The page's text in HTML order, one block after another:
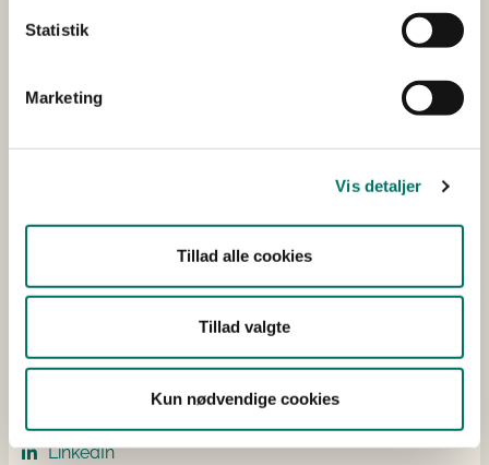
Statistik
Marketing
Vis detaljer
Tillad alle cookies
Tillad valgte
Kun nødvendige cookies
Kontakt
1057 København K
Elektronisk fakturering
Følg os
Tilmeld pressemeddelelser
LinkedIn